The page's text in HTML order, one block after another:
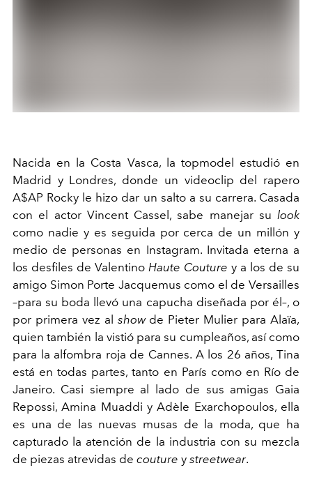
Nacida en la Costa Vasca, la topmodel estudió en
Madrid y Londres, donde un videoclip del rapero
A$AP Rocky le hizo dar un salto a su carrera. Casada
con el actor Vincent Cassel, sabe manejar su look
como nadie y es seguida por cerca de un millón y
medio de personas en Instagram. Invitada eterna a
los desfiles de Valentino Haute Couture y a los de su
amigo Simon Porte Jacquemus como el de Versailles
–para su boda llevó una capucha diseñada por él–, o
por primera vez al showde Pieter Mulier para Alaïa,
quien también la vistió para su cumpleaños, así como
para la alfombra roja de Cannes. A los 26 años, Tina
está en todas partes, tanto en París como en Río de
Janeiro. Casi siempre al lado de sus amigas Gaia
Repossi, Amina Muaddi y Adèle Exarchopoulos, ella
es una de las nuevas musas de la moda, que ha
capturado la atención de la industria con su mezcla
de piezas atrevidas de couture y streetwear.